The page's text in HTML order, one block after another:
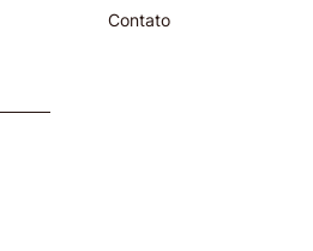
Contato